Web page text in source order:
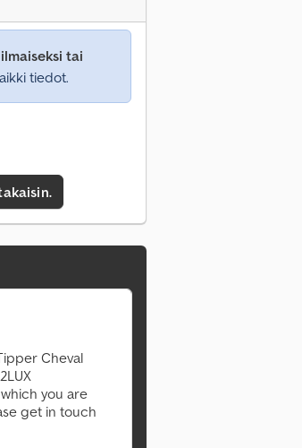
tai
tiedot.